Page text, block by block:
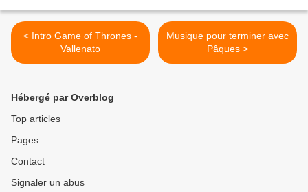
< Intro Game of Thrones -
Vallenato
Musique pour terminer avec
Pâques >
Hébergé par Overblog
Top articles
Pages
Contact
Signaler un abus